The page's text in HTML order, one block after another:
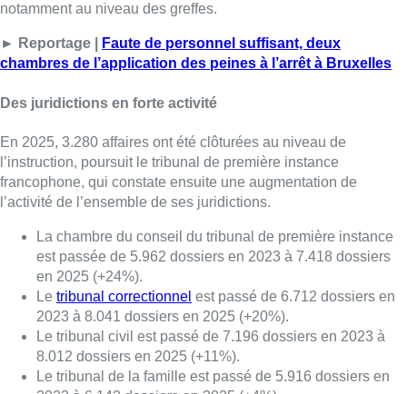
notamment au niveau des greffes.
► Reportage |
Faute de personnel suffisant, deux
chambres de l’application des peines à l’arrêt à Bruxelles
Des juridictions en forte activité
En 2025, 3.280 affaires ont été clôturées au niveau de
l’instruction, poursuit le tribunal de première instance
francophone, qui constate ensuite une augmentation de
l’activité de l’ensemble de ses juridictions.
La chambre du conseil du tribunal de première instance
est passée de 5.962 dossiers en 2023 à 7.418 dossiers
en 2025 (+24%).
Le tribunal correctionnel est passé de 6.712 dossiers en
2023 à 8.041 dossiers en 2025 (+20%).
Le tribunal civil est passé de 7.196 dossiers en 2023 à
8.012 dossiers en 2025 (+11%).
Le tribunal de la famille est passé de 5.916 dossiers en